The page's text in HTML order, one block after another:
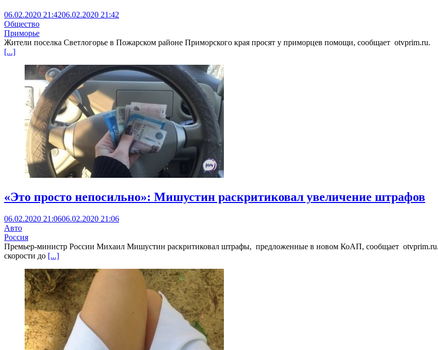
06.02.2020 21:4206.02.2020 21:42
Общество
Приморье
Жители поселка Светлогорье в Пожарском районе Приморского края просят у приморцев помощи, сообщает
[...]
«Это просто непосильно»: Мишустин раскритиковал увеличение штрафов
06.02.2020 21:0606.02.2020 21:06
Авто
Россия
Премьер-министр России Михаил Мишустин раскритиковал штрафы, предложенные в новом КоАП, сообщает
скорости до [...]